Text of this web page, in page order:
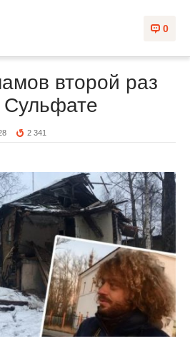
0
второй раз
Сульфате
2 341